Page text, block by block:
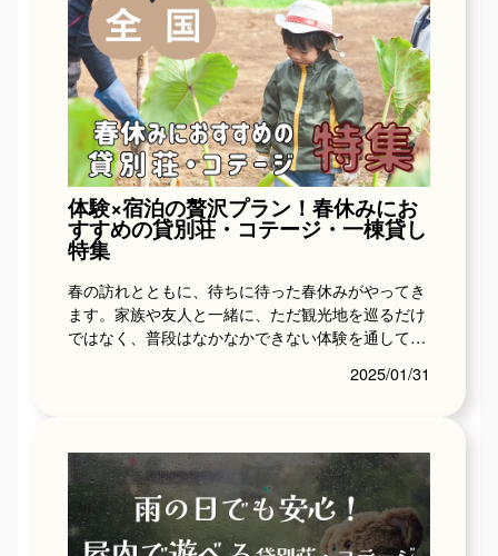
体験×宿泊の贅沢プラン！春休みにお
すすめの貸別荘・コテージ・一棟貸し
特集
春の訪れとともに、待ちに待った春休みがやってき
ます。家族や友人と一緒に、ただ観光地を巡るだけ
ではなく、普段はなかなかできない体験を通して特
2025/01/31